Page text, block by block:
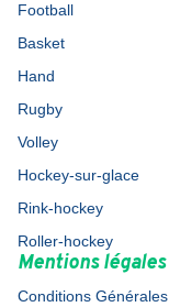
Football
Basket
Hand
Rugby
Volley
Hockey-sur-glace
Rink-hockey
Roller-hockey
Mentions légales
Conditions Générales